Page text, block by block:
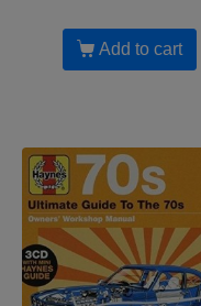
Add to cart